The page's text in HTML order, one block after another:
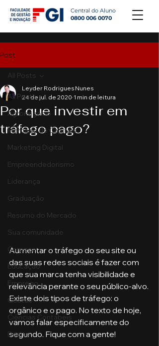
Central do Aluno
0800 006 0070
Post
All Posts
Agronegócio
Mercado de Capitais
Marketing Digital
Empreendedorismo
Liderança
Graduação
Resumo do Mercado
Sua comunidade
Começar
Educação
Emprego
Gestão
Ciências Contábeis
Direito
All Posts
Por que investir em
tráfego pago?
Leyder Rodrigues Nunes
24 de jul. de 2020 1 min de leitura
Aumentar o tráfego do seu site ou
das suas redes sociais é fazer com
que sua marca tenha visibilidade e
relevância perante o seu público-alvo.
Existe dois tipos de tráfego: o
orgânico e o pago. No texto de hoje,
vamos falar especificamente do
segundo. Fique com a gente!